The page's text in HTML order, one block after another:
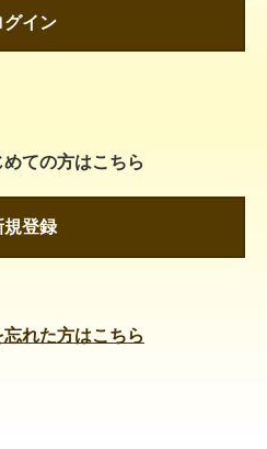
グイン
ての方はこちら
規登録
れた方はこちら